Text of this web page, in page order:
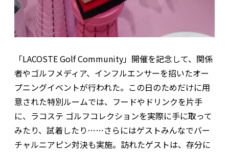
「LACOSTE Golf Community」開催を記念して、関係
者やゴルフメディア、インフルエンサーを招いたオー
プニングイベントが行われた。この日のためだけに用
意された特別ルームでは、フードやドリンクを片手
に、ラコステ ゴルフコレクションを実際に手に取って
みたり、試着したり……さらにはゲストみんなでバー
チャルニアピン対決も実施。訪れたゲストは、存分に